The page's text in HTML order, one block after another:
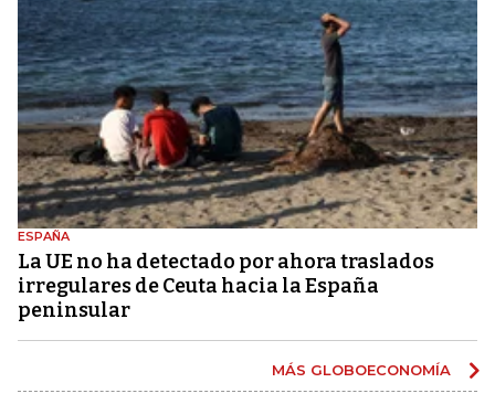
ESPAÑA
La UE no ha detectado por ahora traslados
irregulares de Ceuta hacia la España
peninsular
MÁS GLOBOECONOMÍA